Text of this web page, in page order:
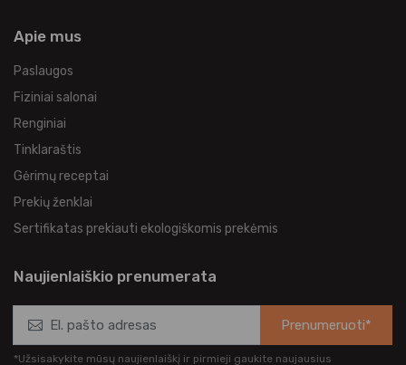
Apie mus
Paslaugos
Fiziniai salonai
Renginiai
Tinklaraštis
Gėrimų receptai
Prekių ženklai
Sertifikatas prekiauti ekologiškomis prekėmis
Naujienlaiškio prenumerata
Prenumeruoti*
*Užsisakykite mūsų naujienlaiškį ir pirmieji gaukite naujausius